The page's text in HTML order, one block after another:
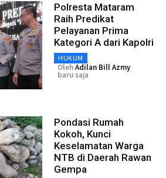
Polresta Mataram
Raih Predikat
Pelayanan Prima
Kategori A dari Kapolri
HUKUM
OlehAdilan Bill Azmy
baru saja
Pondasi Rumah
Kokoh, Kunci
Keselamatan Warga
NTB di Daerah Rawan
Gempa